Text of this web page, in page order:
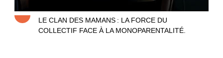
LE CLAN DES MAMANS : LA FORCE DU
COLLECTIF FACE À LA MONOPARENTALITÉ.